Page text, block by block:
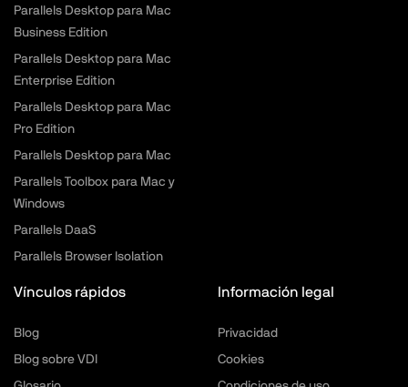
Parallels Desktop para Mac
Business Edition
Parallels Desktop para Mac
Enterprise Edition
Parallels Desktop para Mac
Pro Edition
Parallels Desktop para Mac
Parallels Toolbox para Mac y
Windows
Parallels DaaS
Parallels Browser Isolation
Vínculos rápidos
Blog
Blog sobre VDI
Información legal
Privacidad
Cookies